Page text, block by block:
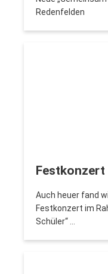
Redenfelden
Auch heuer fand
Festkonzert im
Schüler“ …